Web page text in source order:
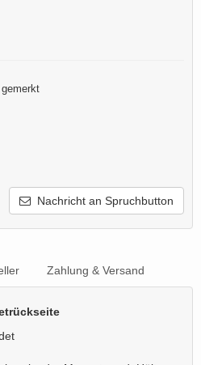
Nachricht an Spruchbutton
Zahlung & Versand